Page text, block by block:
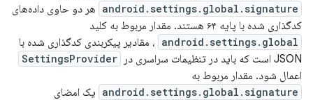
android.settings.global.signature هر دو حاوی داده‌های
کدگذاری شده با پایه ۶۴ هستند. مقدار مربوط به کلید
android.settings.global ، مقادیر پیکربندی کدگذاری شده با
JSON است که باید در تنظیمات سراسری در
SettingsProvider
اعمال شود. مقدار مربوط به
android.settings.global.signature یک امضای